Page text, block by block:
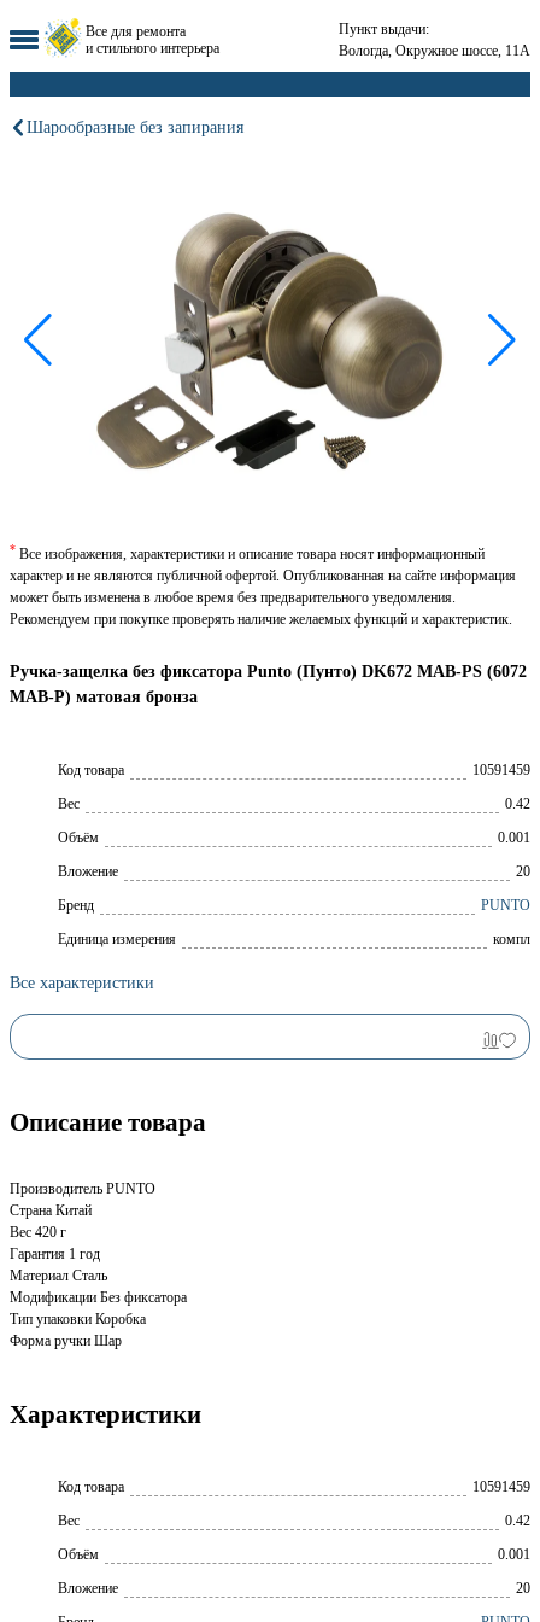
Все для ремонта
и стильного интерьера
Пункт выдачи:
Вологда, Окружное шоссе, 11А
Шарообразные без запирания
Ручка-защелка без фиксатора Punto (Пунто) DK672 MAB-PS (6072
MAB-P) матовая бронза
Код товара
10591459
Вес
0.42
Объём
0.001
Вложение
20
Брeнд
PUNTO
Единица измерения
компл
Все характеристики
* Все изображения, характеристики и описание товара носят информационный
характер и не являются публичной офертой. Опубликованная на сайте информация
может быть изменена в любое время без предварительного уведомления.
Рекомендуем при покупке проверять наличие желаемых функций и характеристик.
Описание товара
Производитель PUNTO
Страна Китай
Вес 420 г
Гарантия 1 год
Материал Сталь
Модификации Без фиксатора
Тип упаковки Коробка
Форма ручки Шар
Характеристики
Код товара
10591459
Вес
0.42
Объём
0.001
Вложение
20